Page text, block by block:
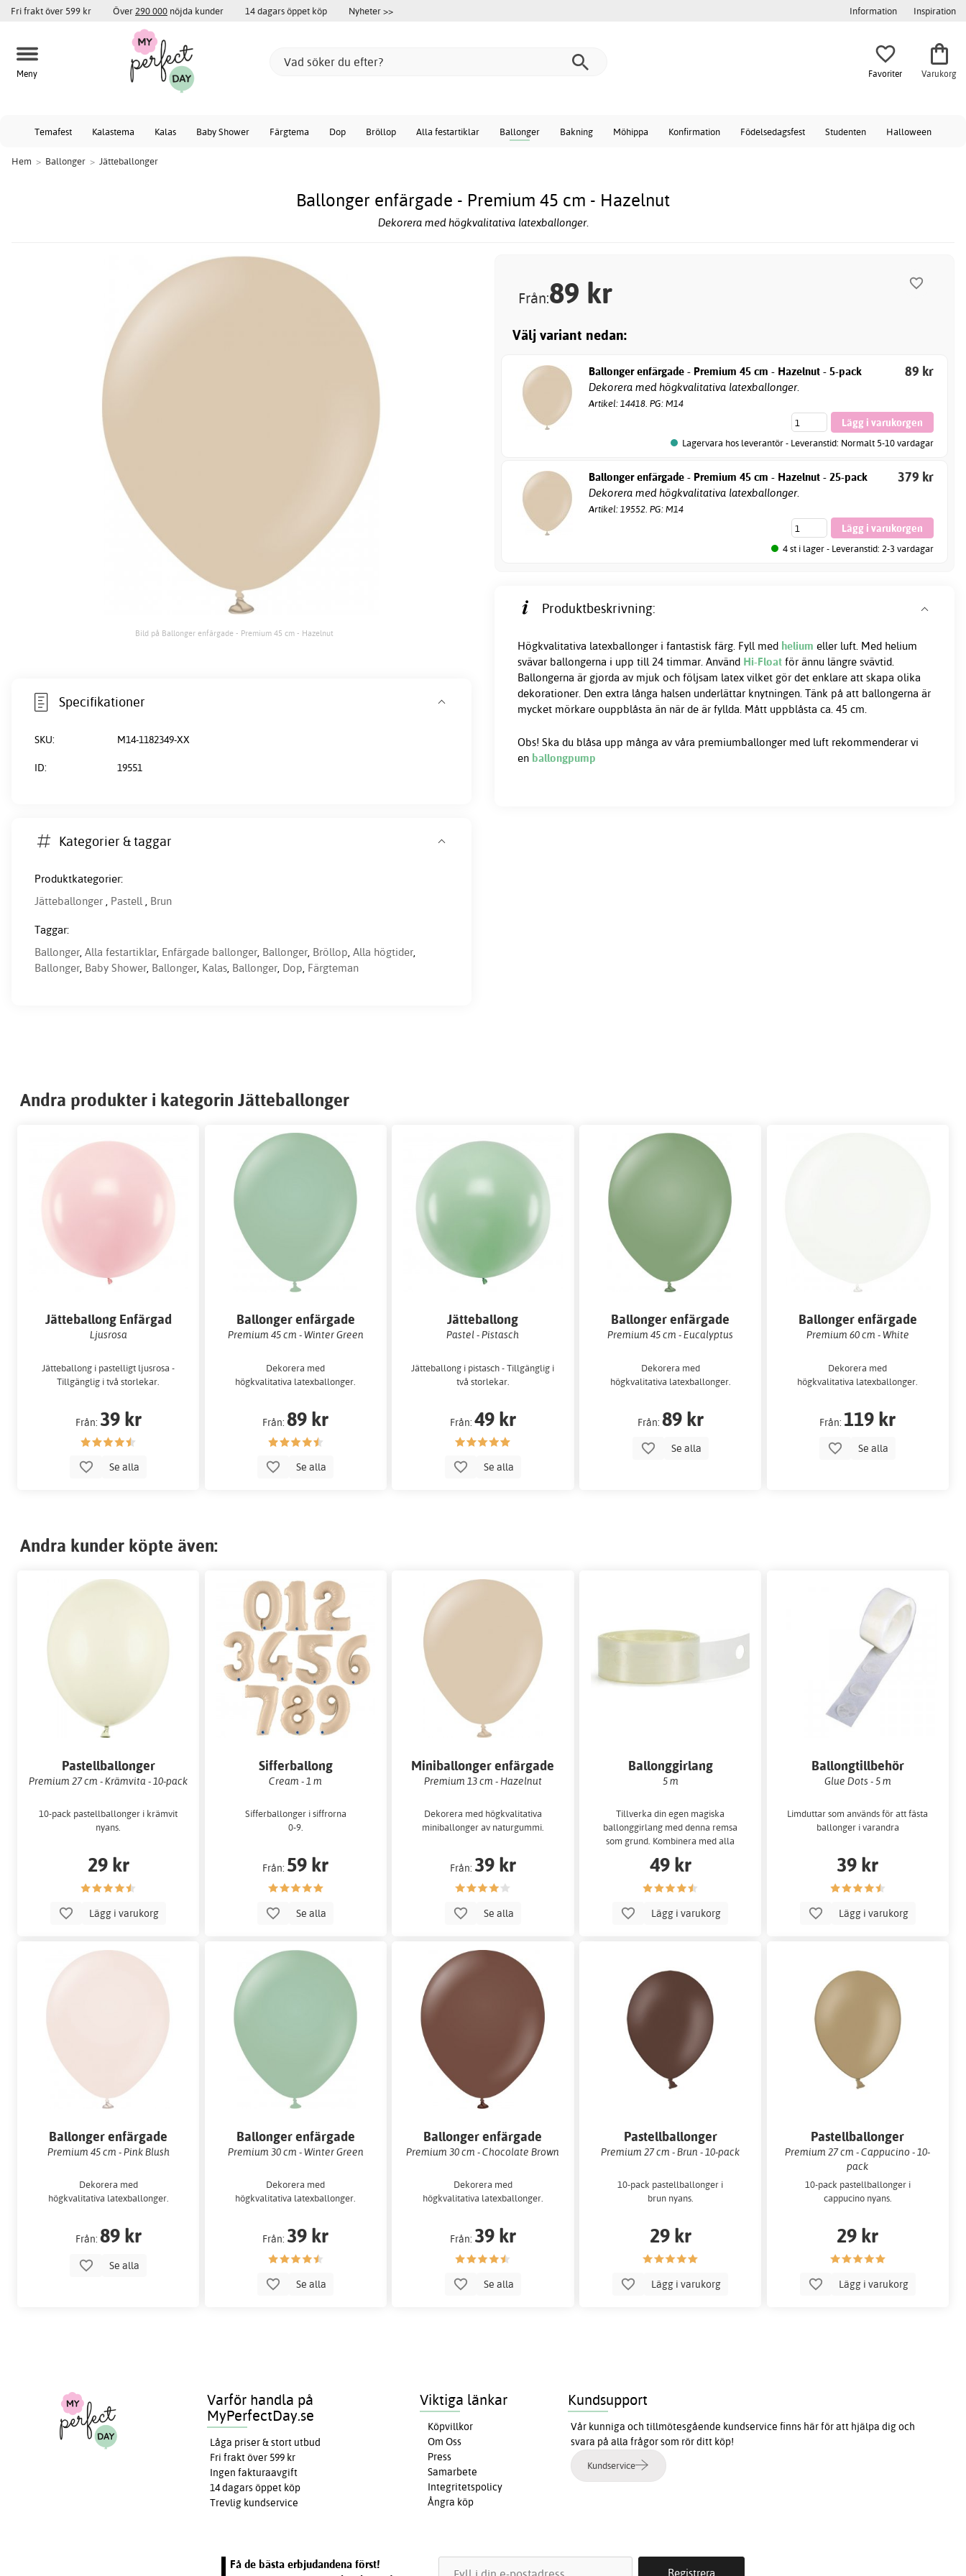
Fri frakt över 599 kr Över 290 000 nöjda kunder 14 dagars öppet köp Nyheter >> Information Inspiration
Meny Favoriter Varukorg
Temafest Kalastema Kalas Baby Shower Färgtema Dop Bröllop Alla festartiklar Ballonger Bakning Möhippa Konfirmation Födelsedagsfest Studenten Halloween
Hem > Ballonger > Jätteballonger
Ballonger enfärgade - Premium 45 cm - Hazelnut
Dekorera med högkvalitativa latexballonger.
Bild på Ballonger enfärgade - Premium 45 cm - Hazelnut
Från:89 kr
Välj variant nedan:
Ballonger enfärgade - Premium 45 cm - Hazelnut - 5-pack
Dekorera med högkvalitativa latexballonger.
Artikel: 14418. PG: M14
89 kr
Lagervara hos leverantör - Leveranstid: Normalt 5-10 vardagar
Ballonger enfärgade - Premium 45 cm - Hazelnut - 25-pack
Dekorera med högkvalitativa latexballonger.
Artikel: 19552. PG: M14
379 kr
4 st i lager - Leveranstid: 2-3 vardagar
Produktbeskrivning:
Högkvalitativa latexballonger i fantastisk färg. Fyll med helium eller luft. Med helium
svävar ballongerna i upp till 24 timmar. Använd Hi-Float för ännu längre svävtid.
Ballongerna är gjorda av mjuk och följsam latex vilket gör det enklare att skapa olika
dekorationer. Den extra långa halsen underlättar knytningen. Tänk på att ballongerna är
mycket mörkare ouppblåsta än när de är fyllda. Mått uppblåsta ca. 45 cm.
Obs! Ska du blåsa upp många av våra premiumballonger med luft rekommenderar vi
en ballongpump
Specifikationer
SKU: M14-1182349-XX
ID: 19551
Kategorier & taggar
Produktkategorier:
Jätteballonger , Pastell , Brun
Taggar:
Ballonger, Alla festartiklar, Enfärgade ballonger, Ballonger, Bröllop, Alla högtider,
Ballonger, Baby Shower, Ballonger, Kalas, Ballonger, Dop, Färgteman
Andra produkter i kategorin Jätteballonger
Jätteballong Enfärgad
Ljusrosa
Jätteballong i pastelligt ljusrosa -
Tillgänglig i två storlekar.
Från: 39 kr
Se alla
Ballonger enfärgade
Premium 45 cm - Winter Green
Dekorera med
högkvalitativa latexballonger.
Från:89 kr
Se alla
Jätteballong
Pastel - Pistasch
Jätteballong i pistasch - Tillgänglig i
två storlekar.
Från: 49 kr
Se alla
Ballonger enfärgade
Premium 45 cm - Eucalyptus
Dekorera med
högkvalitativa latexballonger.
Från: 89 kr
Se alla
Ballonger enfärgade
Premium 60 cm - White
Dekorera med
högkvalitativa latexballonger.
Från: 119 kr
Se alla
Andra kunder köpte även:
Pastellballonger
Premium 27 cm - Krämvita - 10-pack
10-pack pastellballonger i krämvit
nyans.
29 kr
Lägg i varukorg
Sifferballong
Cream - 1 m
Sifferballonger i siffrorna
0-9.
Från: 59 kr
Se alla
Miniballonger enfärgade
Premium 13 cm - Hazelnut
Dekorera med högkvalitativa
miniballonger av naturgummi.
Från: 39 kr
Se alla
Ballonggirlang
5 m
Tillverka din egen magiska
ballonggirlang med denna remsa
som grund. Kombinera med alla
våra ballonger.
49 kr
Lägg i varukorg
Ballongtillbehör
Glue Dots - 5 m
Limduttar som används för att fästa
ballonger i varandra
39 kr
Lägg i varukorg
Ballonger enfärgade
Premium 45 cm - Pink Blush
Dekorera med
högkvalitativa latexballonger.
Från: 89 kr
Se alla
Ballonger enfärgade
Premium 30 cm - Winter Green
Dekorera med
högkvalitativa latexballonger.
Från: 39 kr
Se alla
Ballonger enfärgade
Premium 30 cm - Chocolate Brown
Dekorera med
högkvalitativa latexballonger.
Från: 39 kr
Se alla
Pastellballonger
Premium 27 cm - Brun - 10-pack
10-pack pastellballonger i
brun nyans.
29 kr
Lägg i varukorg
Pastellballonger
Premium 27 cm - Cappucino - 10-
pack
10-pack pastellballonger i
cappucino nyans.
29 kr
Lägg i varukorg
Varför handla på
MyPerfectDay.se
Låga priser & stort utbud
Fri frakt över 599 kr
Ingen fakturaavgift
14 dagars öppet köp
Trevlig kundservice
Viktiga länkar
Köpvillkor
Om Oss
Press
Samarbete
Integritetspolicy
Ångra köp
Kundsupport
Vår kunniga och tillmötesgående kundservice finns här för att hjälpa dig och
svara på alla frågor som rör ditt köp!
Kundservice
Få de bästa erbjudandena först!